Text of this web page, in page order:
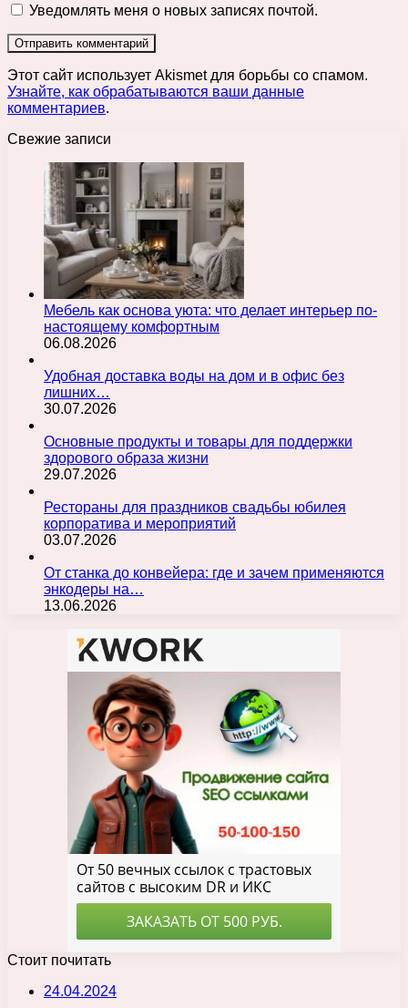
Уведомлять меня о новых записях почтой.
Этот сайт использует Akismet для борьбы со спамом.
Узнайте, как обрабатываются ваши данные
комментариев.
Свежие записи
Мебель как основа уюта: что делает интерьер по-
настоящему комфортным
06.08.2026
Удобная доставка воды на дом и в офис без
лишних…
30.07.2026
Основные продукты и товары для поддержки
здорового образа жизни
29.07.2026
Рестораны для праздников свадьбы юбилея
корпоратива и мероприятий
03.07.2026
От станка до конвейера: где и зачем применяются
энкодеры на…
13.06.2026
Стоит почитать
24.04.2024